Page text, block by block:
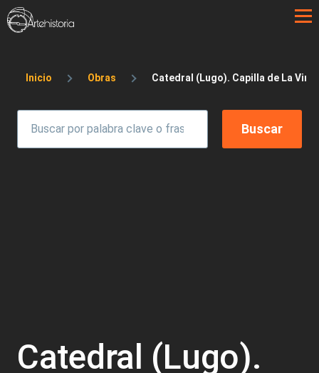
Pasar al contenido principal
Sobrescribir enlaces de ayuda a la
Inicio Obras Catedral (Lugo). Capilla de La
Catedral (Lugo).